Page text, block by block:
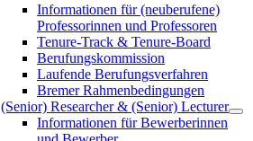
Informationen für (neuberufene)
Professorinnen und Professoren
Tenure-Track & Tenure-Board
Berufungskommission
Laufende Berufungsverfahren
Bremer Rahmenbedingungen
(Senior) Researcher & (Senior) Lecturer
Informationen für Bewerberinnen